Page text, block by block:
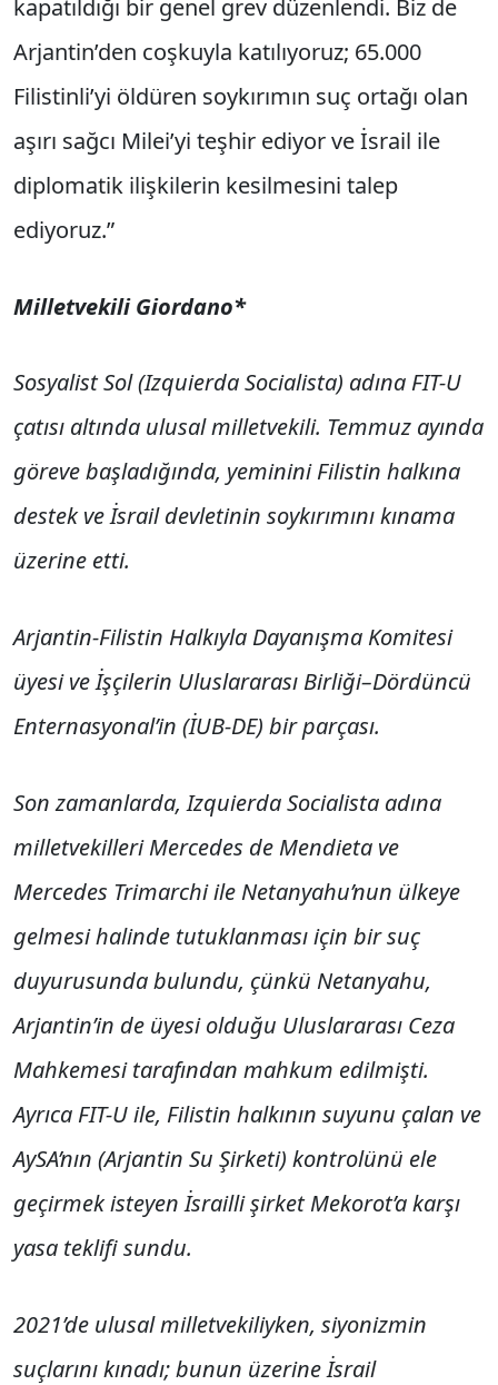
kapatıldığı bir genel grev düzenlendi. Biz de
Arjantin’den coşkuyla katılıyoruz; 65.000
Filistinli’yi öldüren soykırımın suç ortağı olan
aşırı sağcı Milei’yi teşhir ediyor ve İsrail ile
diplomatik ilişkilerin kesilmesini talep
ediyoruz.”
Milletvekili Giordano*
Sosyalist Sol (Izquierda Socialista) adına FIT-U
çatısı altında ulusal milletvekili. Temmuz ayında
göreve başladığında, yeminini Filistin halkına
destek ve İsrail devletinin soykırımını kınama
üzerine etti.
Arjantin-Filistin Halkıyla Dayanışma Komitesi
üyesi ve İşçilerin Uluslararası Birliği–Dördüncü
Enternasyonal’in (İUB-DE) bir parçası.
Son zamanlarda, Izquierda Socialista adına
milletvekilleri Mercedes de Mendieta ve
Mercedes Trimarchi ile Netanyahu’nun ülkeye
gelmesi halinde tutuklanması için bir suç
duyurusunda bulundu, çünkü Netanyahu,
Arjantin’in de üyesi olduğu Uluslararası Ceza
Mahkemesi tarafından mahkum edilmişti.
Ayrıca FIT-U ile, Filistin halkının suyunu çalan ve
AySA’nın (Arjantin Su Şirketi) kontrolünü ele
geçirmek isteyen İsrailli şirket Mekorot’a karşı
yasa teklifi sundu.
2021’de ulusal milletvekiliyken, siyonizmin
suçlarını kınadı; bunun üzerine İsrail